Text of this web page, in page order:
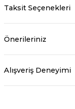
Taksit Seçenekleri
Önerileriniz
Alışveriş Deneyimi